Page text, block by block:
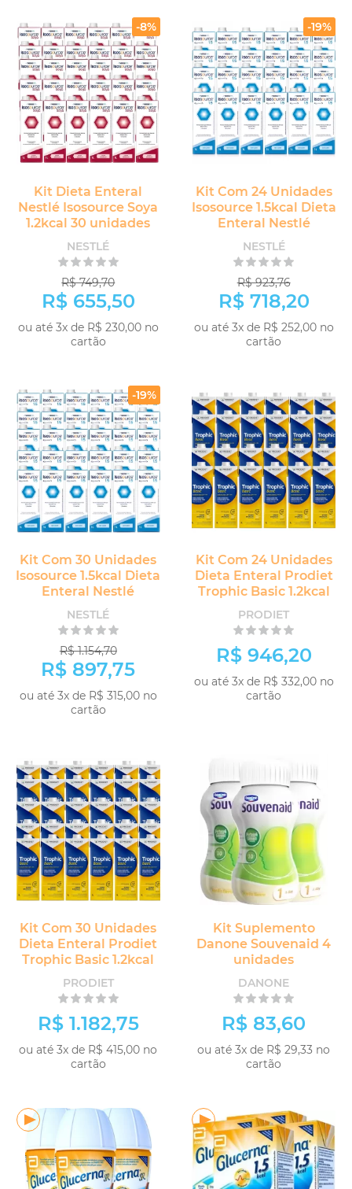
-8%
Kit Dieta Enteral
Nestlé Isosource Soya
1.2kcal 30 unidades
NESTLÉ
R$ 749,70
R$ 655,50
ou até 3x de R$ 230,00 no
cartão
-19%
Kit Com 24 Unidades
Isosource 1.5kcal Dieta
Enteral Nestlé
NESTLÉ
R$ 923,76
R$ 718,20
ou até 3x de R$ 252,00 no
cartão
-19%
Kit Com 30 Unidades
Isosource 1.5kcal Dieta
Enteral Nestlé
NESTLÉ
R$ 1.154,70
R$ 897,75
ou até 3x de R$ 315,00 no
cartão
Kit Com 24 Unidades
Dieta Enteral Prodiet
Trophic Basic 1.2kcal
PRODIET
R$ 946,20
ou até 3x de R$ 332,00 no
cartão
Kit Com 30 Unidades
Dieta Enteral Prodiet
Trophic Basic 1.2kcal
PRODIET
R$ 1.182,75
ou até 3x de R$ 415,00 no
cartão
Kit Suplemento
Danone Souvenaid 4
unidades
DANONE
R$ 83,60
ou até 3x de R$ 29,33 no
cartão